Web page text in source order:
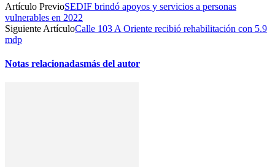
Artículo PrevioSEDIF brindó apoyos y servicios a personas
vulnerables en 2022
Siguiente ArtículoCalle 103 A Oriente recibió rehabilitación con 5.9
mdp
Notas relacionadasmás del autor